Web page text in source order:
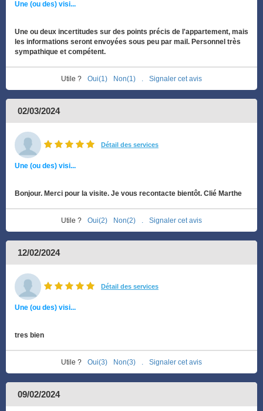
Une (ou des) visi...
Une ou deux incertitudes sur des points précis de l'appartement, mais
les informations seront envoyées sous peu par mail. Personnel très
sympathique et compétent.
Utile ? Oui(1) Non(1) Signaler cet avis
02/03/2024
Détail des services
Une (ou des) visi...
Bonjour. Merci pour la visite. Je vous recontacte bientôt. Clié Marthe
Utile ? Oui(2) Non(2) Signaler cet avis
12/02/2024
Détail des services
Une (ou des) visi...
tres bien
Utile ? Oui(3) Non(3) Signaler cet avis
09/02/2024